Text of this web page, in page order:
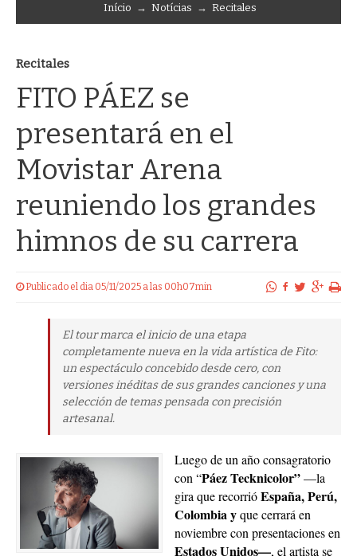
Início → Notícias → Recitales
Recitales
FITO PÁEZ se
presentará en el
Movistar Arena
reuniendo los grandes
himnos de su carrera
Publicado el dia 05/11/2025 a las 00h07min
El tour marca el inicio de una etapa
completamente nueva en la vida artística de Fito:
un espectáculo concebido desde cero, con
versiones inéditas de sus grandes canciones y una
selección de temas pensada con precisión
artesanal.
Luego de un año consagratorio
con “Páez Tecknicolor”—la
gira que recorrióEspaña, Perú,
Colombia yque cerrará en
noviembre con presentaciones en
Estados Unidos—, el artista se